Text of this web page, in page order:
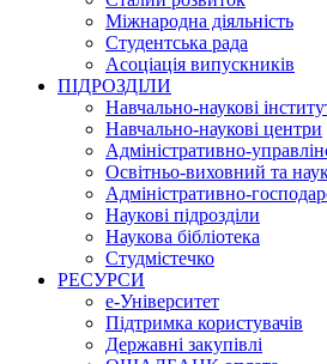
Міжнародна діяльність
Студентська рада
Асоціація випускників
ПІДРОЗДІЛИ
Навчально-наукові
Навчально-наукові центри
Адміністративно-
Освітньо-виховний та
Адміністративно-
Наукові підрозділи
Наукова бібліотека
Студмістечко
РЕСУРСИ
е-Університет
Підтримка користувачів
Державні закупівлі